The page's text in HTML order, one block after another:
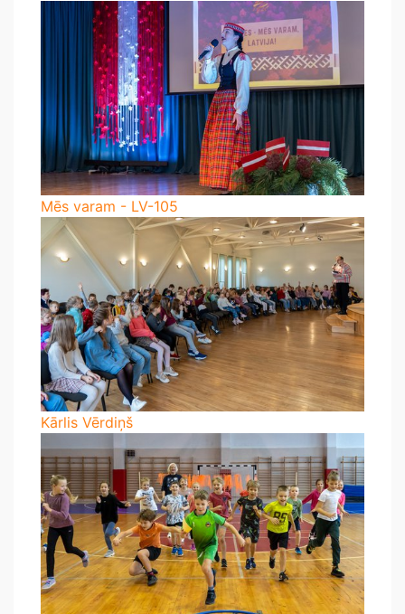
Mēs varam - LV-105
Kārlis Vērdiņš